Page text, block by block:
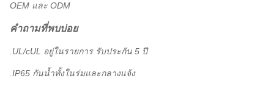
OEM และ ODM
คำถามที่พบบ่อย
.UL/cUL อยู่ในรายการ รับประกัน 5 ปี
.IP65 กันน้ำทั้งในร่มและกลางแจ้ง